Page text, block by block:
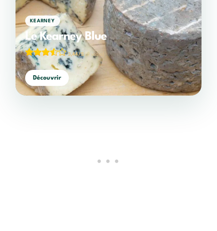
KEARNEY
Le Kearney Blue
3,44/5 (9 votes)
Découvrir